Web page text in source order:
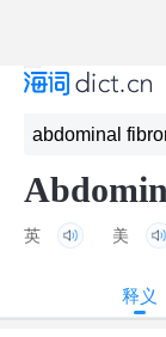
英 美
释义